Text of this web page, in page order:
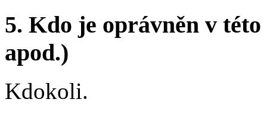
5. Kdo je oprávněn v
apod.)
Kdokoli.